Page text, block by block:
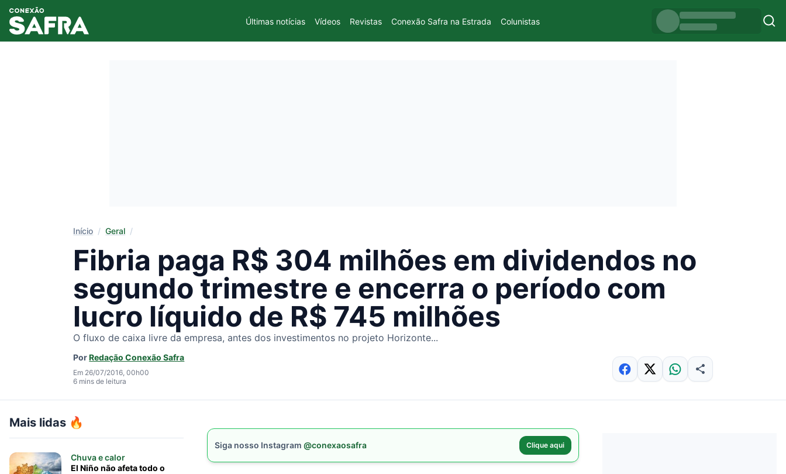
Últimas notícias Vídeos Revistas Conexão Safra na Estrada Colunistas
Início /Geral /
Fibria paga R$ 304 milhões em dividendos no
segundo trimestre e encerra o período com
lucro líquido de R$ 745 milhões
O fluxo de caixa livre da empresa, antes dos investimentos no projeto Horizonte...
PorRedação Conexão Safra
Em 26/07/2016, 00h00
6 mins de leitura
Mais lidas 🔥
Chuva e calor
El Niño não afeta todo o
Siga nosso Instagram @conexaosafra Clique aqui